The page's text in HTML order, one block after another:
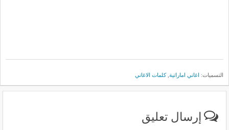
التسميات: اغاني اماراتية ,كلمات الاغاني
إرسال تعليق